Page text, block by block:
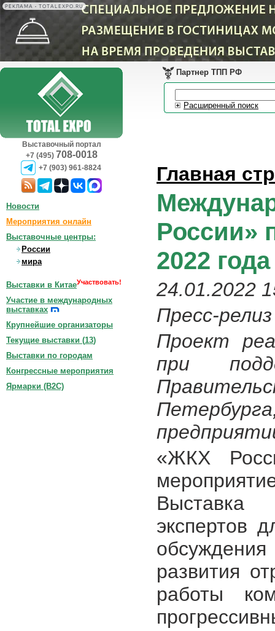
РЕКЛАМА • TOTALEXPO.RU
Выставочный портал
+7 (495) 708-0018
+7 (903) 961-8824
Партнер ТПП РФ
Расширенный поиск
Главная
России»
2022
24.01.2022
Пресс-релиз
Проект
при
«ЖКХ
Выставка
экспертов
развития
работы
Новости
Мероприятия онлайн
Выставочные центры:
России
мира
Выставки в КитаеУчаствовать!
Участие в международных
выставках
Крупнейшие организаторы
Текущие выставки (13)
Выставки по городам
Конгрессные мероприятия
Ярмарки (B2C)